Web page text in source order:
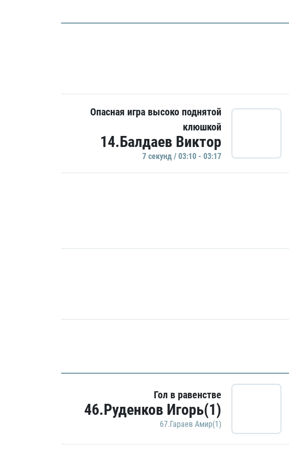
Опасная игра высоко поднятой
клюшкой
14.Балдаев Виктор
7 секунд / 03:10 - 03:17
Гол в равенстве
46.Руденков Игорь(1)
67.Гараев Амир(1)